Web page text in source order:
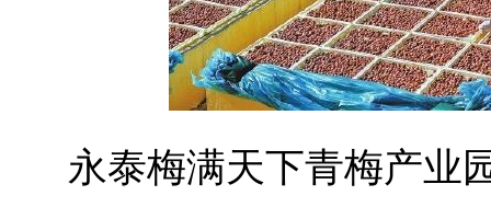
永泰梅满天下青梅产业